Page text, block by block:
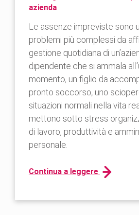
azienda
Le assenze impreviste sono
problemi più complessi da
gestione quotidiana di
dipendente che si ammala
momento, un figlio da
pronto soccorso, uno
situazioni normali nella vita
mettono sotto stress
di lavoro, produttività e
personale.
Continua a leggere